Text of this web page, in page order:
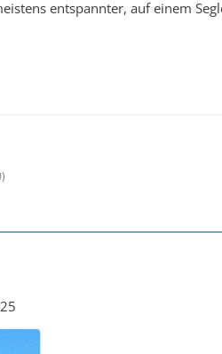
entspannter, auf einem
)